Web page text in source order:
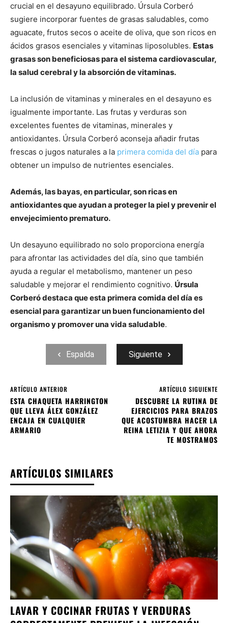
crucial en el desayuno equilibrado. Úrsula Corberó
sugiere incorporar fuentes de grasas saludables, como
aguacate, frutos secos o aceite de oliva, que son ricos en
ácidos grasos esenciales y vitaminas liposolubles. Estas
grasas son beneficiosas para el sistema cardiovascular,
la salud cerebral y la absorción de vitaminas.
La inclusión de vitaminas y minerales en el desayuno es
igualmente importante. Las frutas y verduras son
excelentes fuentes de vitaminas, minerales y
antioxidantes. Úrsula Corberó aconseja añadir frutas
frescas o jugos naturales a la primera comida del día para
obtener un impulso de nutrientes esenciales.
Además, las bayas, en particular, son ricas en
antioxidantes que ayudan a proteger la piel y prevenir el
envejecimiento prematuro.
Un desayuno equilibrado no solo proporciona energía
para afrontar las actividades del día, sino que también
ayuda a regular el metabolismo, mantener un peso
saludable y mejorar el rendimiento cognitivo. Úrsula
Corberó destaca que esta primera comida del día es
esencial para garantizar un buen funcionamiento del
organismo y promover una vida saludable.
Espalda Siguiente
ARTÍCULO ANTERIOR
ESTA CHAQUETA HARRINGTON
QUE LLEVA ÁLEX GONZÁLEZ
ENCAJA EN CUALQUIER
ARMARIO
ARTÍCULO SIGUIENTE
DESCUBRE LA RUTINA DE
EJERCICIOS PARA BRAZOS
QUE ACOSTUMBRA HACER LA
REINA LETIZIA Y QUE AHORA
TE MOSTRAMOS
ARTÍCULOS SIMILARES
LAVAR Y COCINAR FRUTAS Y VERDURAS